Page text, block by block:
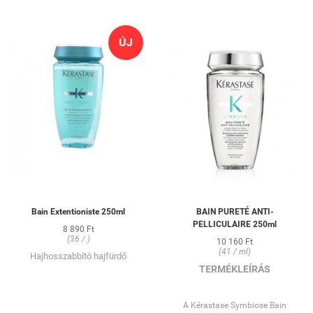
ÚJ
Bain Extentioniste 250ml
8 890 Ft
(36 / )
Hajhosszabbító hajfürdő
BAIN PURETÉ ANTI-
PELLICULAIRE 250ml
10 160 Ft
(41 / ml)
TERMÉKLEÍRÁS
A Kérastase Symbiose Bain